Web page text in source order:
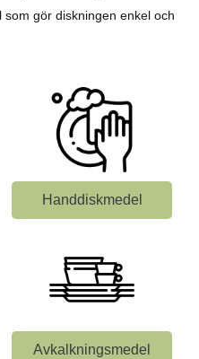
gör diskningen enkel och
Handdiskmedel
Avkalkningsmedel